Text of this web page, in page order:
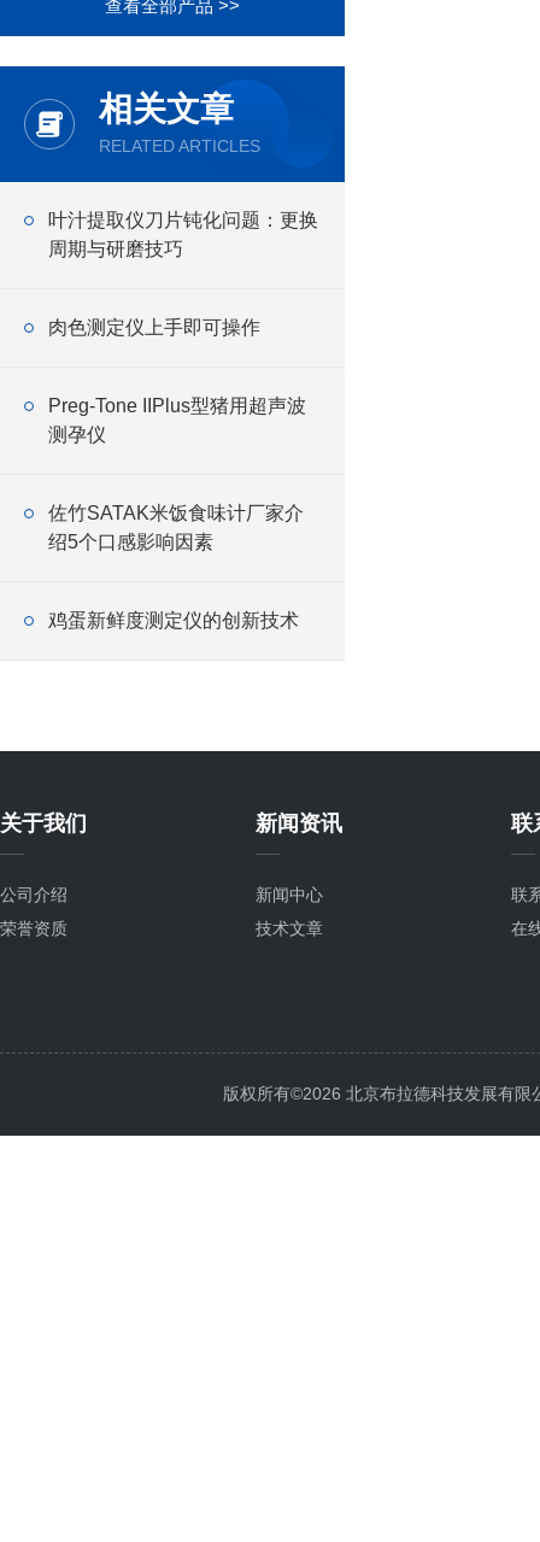
查看全部产品 >>
相关文章
RELATED ARTICLES
叶汁提取仪刀片钝化问题：更换
周期与研磨技巧
肉色测定仪上手即可操作
Preg-Tone IIPlus型猪用超声波
测孕仪
佐竹SATAK米饭食味计厂家介
绍5个口感影响因素
鸡蛋新鲜度测定仪的创新技术
关于我们
公司介绍
荣誉资质
新闻资讯
新闻中心
技术文章
联
联
在
版权所有©2026 北京布拉德科技发展有